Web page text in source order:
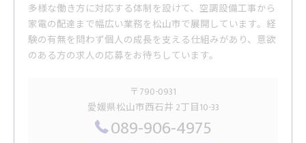
多様な働き方に対応する体制を設けて、空調設備工事から
家電の配達まで幅広い業務を松山市で展開しています。経
験の有無を問わず個人の成長を支える仕組みがあり、意欲
のある方の求人の応募をお待ちしています。
〒790-0931
愛媛県松山市西石井 2丁目10-33
089-906-4975